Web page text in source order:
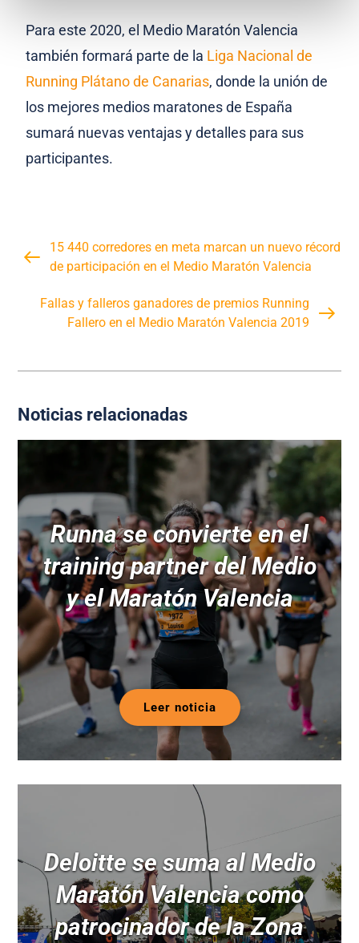
Para este 2020, el Medio Maratón Valencia
también formará parte de la Liga Nacional de
Running Plátano de Canarias, donde la unión de
los mejores medios maratones de España
sumará nuevas ventajas y detalles para sus
participantes.
15 440 corredores en meta marcan un nuevo récord
de participación en el Medio Maratón Valencia
Fallas y falleros ganadores de premios Running
Fallero en el Medio Maratón Valencia 2019
Noticias relacionadas
Runna se convierte en el
training partner del Medio
y el Maratón Valencia
Leer noticia
Deloitte se suma al Medio
Maratón Valencia como
patrocinador de la Zona